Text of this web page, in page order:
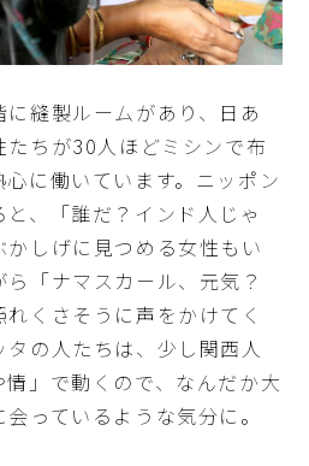
縫製ルームがあり、日あ
たちが30人ほどミシンで布
に働いています。ニッポン
、「誰だ？インド人じゃ
しげに見つめる女性もい
「ナマスカール、元気？
くさそうに声をかけてく
の人たちは、少し関西人
」で動くので、なんだか大
っているような気分に。